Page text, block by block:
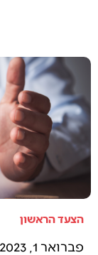
הצעד הראשון
פברואר 1, 2023